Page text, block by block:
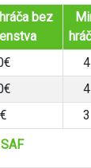
bez
4
4
3